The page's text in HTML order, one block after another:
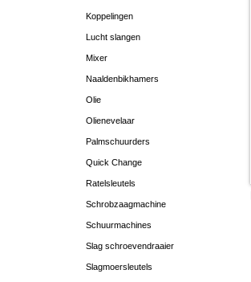
Koppelingen
Lucht slangen
Mixer
Naaldenbikhamers
Olie
Olienevelaar
Palmschuurders
Quick Change
Ratelsleutels
Schrobzaagmachine
Schuurmachines
Slag schroevendraaier
Slagmoersleutels